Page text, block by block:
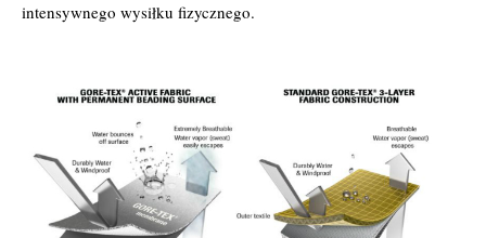
intensywnego wysiłku fizycznego.